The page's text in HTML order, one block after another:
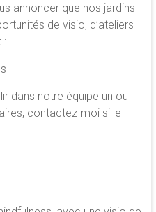
annoncer que nos jardins
de visio, d’ateliers
:
dans notre équipe un ou
contactez-moi si le